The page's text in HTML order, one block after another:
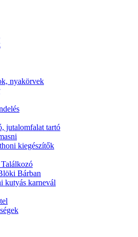
nyakörvek
jutalomfalat tartó
kiegészítők
Bárban
kutyás karnevál